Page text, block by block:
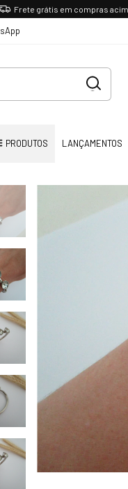
Frete grátis em compras
PRODUTOS LANÇAMENTOS